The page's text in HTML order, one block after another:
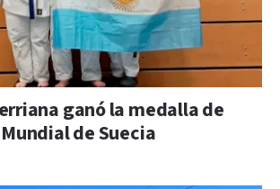
ganó la medalla de
de Suecia